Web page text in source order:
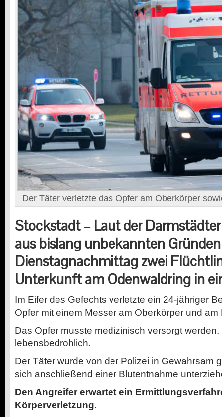
Der Täter verletzte das Opfer am Oberkörper
Stockstadt – Laut der
aus bislang unbekannten
Dienstagnachmittag zwei
Unterkunft am Odenwaldring in
Im Eifer des Gefechts verletzte ein 24-jähriger
Opfer mit einem Messer am Oberkörper und am
Das Opfer musste medizinisch versorgt
lebensbedrohlich.
Der Täter wurde von der Polizei in Gewahrsam
sich anschließend einer Blutentnahme
Den Angreifer erwartet ein
Körperverletzung.